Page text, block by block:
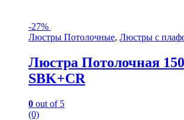
-27%
Люстры Потолочные, Люстры с
Люстра Потолочная
SBK+CR
0 out of 5
(0)